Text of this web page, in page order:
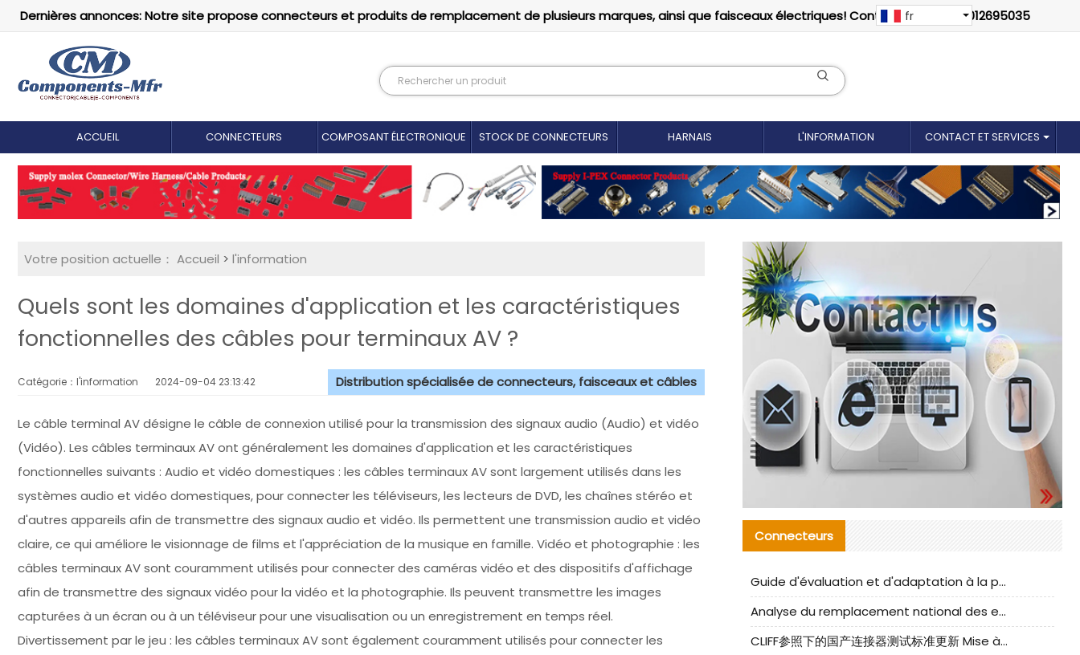
Dernières annonces: Notre site propose connecteurs et produits de remplacement de plusieurs marques, ainsi que faisceaux électriques! Contactez-nous: 18012695035
fr
ACCUEIL CONNECTEURS COMPOSANT ÉLECTRONIQUE STOCK DE CONNECTEURS HARNAIS L'INFORMATION CONTACT ET SERVICES
Votre position actuelle： Accueil > l'information
Quels sont les domaines d'application et les caractéristiques
fonctionnelles des câbles pour terminaux AV ?
Catégorie：l'information 2024-09-04 23:13:42 Distribution spécialisée de connecteurs, faisceaux et câbles
Le câble terminal AV désigne le câble de connexion utilisé pour la transmission des signaux audio (Audio) et vidéo
(Vidéo). Les câbles terminaux AV ont généralement les domaines d'application et les caractéristiques
fonctionnelles suivants : Audio et vidéo domestiques : les câbles terminaux AV sont largement utilisés dans les
systèmes audio et vidéo domestiques, pour connecter les téléviseurs, les lecteurs de DVD, les chaînes stéréo et
d'autres appareils afin de transmettre des signaux audio et vidéo. Ils permettent une transmission audio et vidéo
claire, ce qui améliore le visionnage de films et l'appréciation de la musique en famille. Vidéo et photographie : les
câbles terminaux AV sont couramment utilisés pour connecter des caméras vidéo et des dispositifs d'affichage
afin de transmettre des signaux vidéo pour la vidéo et la photographie. Ils peuvent transmettre les images
capturées à un écran ou à un téléviseur pour une visualisation ou un enregistrement en temps réel.
Divertissement par le jeu : les câbles terminaux AV sont également couramment utilisés pour connecter les
Connecteurs
Guide d'évaluation et d'adaptation à la production des composants de câbles nationaux CNC Tech
Analyse du remplacement national des ensembles de câbles à fréquence élevée I-PEX
CLIFF参照下的国产连接器测试标准更新 Mise à jour des normes de test des connecteurs nationaux sous la référence CLIFF